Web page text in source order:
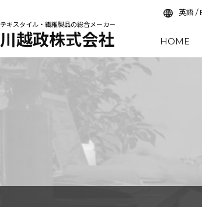
テキスタイル・繊維製品の総合メーカー
川越政株式会社
英語 /
HOME